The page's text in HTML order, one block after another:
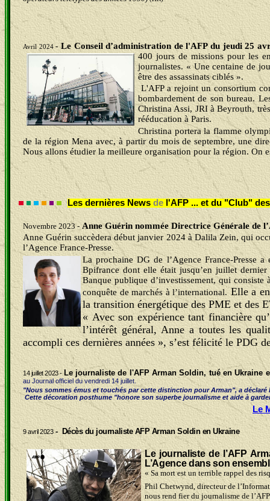
Avril 2024- Le Conseil d’administration de l'AFP du jeudi 25
400 jours de missions pour les
journalistes. « Une centaine de
être des assassinats ciblés ».
L'AFP a rejoint un consortium
bombardement de son bureau.
Christina Assi, JRI à Beyrouth,
rééducation à Paris.
Christina portera la flamme
de la région Mena avec, à partir du mois de septembre, une
Nous allons étudier la meilleure organisation pour la région. On
Les dernières News de l'AFP ... et du "Club"
Novembre 2023 - Anne Guérin nommée Directrice Généralede
Anne Guérinsuccèderadébut janvier 2024 à Dalila Zein, qui
l’Agence France-Presse.
La prochaine DG de l’Agence France-Presse
Bpifrance dont elle était jusqu’en juillet
Banque publique d’investissement, qui
conquête de marchés à l’international.Elle a
la transition énergétique des PME et des
« Avec son expérience tant financière
l’intérêt général, Anne a toutes les
accompli ces dernières années », s’est félicité le PDG
14 juillet 2023 - Le journaliste de l'AFP Arman Soldin, tué en Ukraine
au Journal officiel du vendredi 14 juillet.
"Nous sommes émus et touchés par cette distinction pour Arman", a
Cette décoration posthume "honore son superbe journalisme et aide à
Le
9 avril 2023- Décès du journaliste AFP Arman Soldin en Ukraine
Le journaliste de l’AFP
L’Agence dans son
« Sa mort est un terrible rappel des
Phil Chetwynd, directeur de
nous rend fier du journalisme de